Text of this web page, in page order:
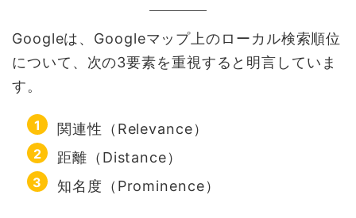
Googleは、Googleマップ上のローカル検索順位
について、次の3要素を重視すると明言していま
す。
関連性（Relevance）
距離（Distance）
知名度（Prominence）